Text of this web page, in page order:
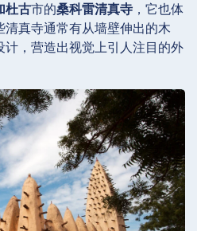
杜古市的桑科雷清真寺 ，它也体
真寺通常有从墙壁伸出的木
，营造出视觉上引人注目的外